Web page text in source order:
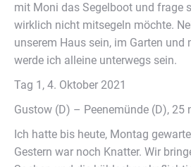
mit Moni das Segelboot und frage
wirklich nicht mitsegeln möchte.
unserem Haus sein, im Garten und
werde ich alleine unterwegs sein.
Tag 1, 4. Oktober 2021
Gustow (D) – Peenemünde (D), 25
Ich hatte bis heute, Montag
Gestern war noch Knatter. Wir